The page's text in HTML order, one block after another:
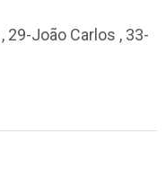
29-João Carlos , 33-